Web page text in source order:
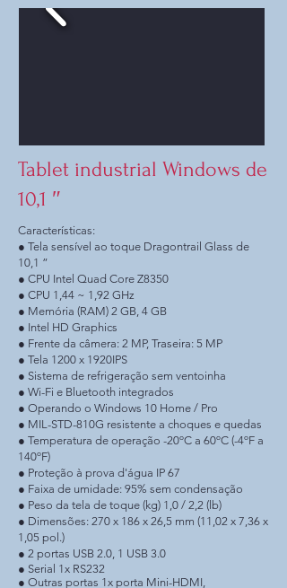
Tablet industrial Windows de
10,1 ″
Características:
● Tela sensível ao toque Dragontrail Glass de
10,1 ”
● CPU Intel Quad Core Z8350
● CPU 1,44 ~ 1,92 GHz
● Memória (RAM) 2 GB, 4 GB
● Intel HD Graphics
● Frente da câmera: 2 MP, Traseira: 5 MP
● Tela 1200 x 1920IPS
● Sistema de refrigeração sem ventoinha
● Wi-Fi e Bluetooth integrados
● Operando o Windows 10 Home / Pro
● MIL-STD-810G resistente a choques e quedas
● Temperatura de operação -20ºC a 60ºC (-4ºF a
140ºF)
● Proteção à prova d'água IP 67
● Faixa de umidade: 95% sem condensação
● Peso da tela de toque (kg) 1,0 / 2,2 (lb)
● Dimensões: 270 x 186 x 26,5 mm (11,02 x 7,36 x
1,05 pol.)
● 2 portas USB 2.0, 1 USB 3.0
● Serial 1x RS232
● Outras portas 1x porta Mini-HDMI,